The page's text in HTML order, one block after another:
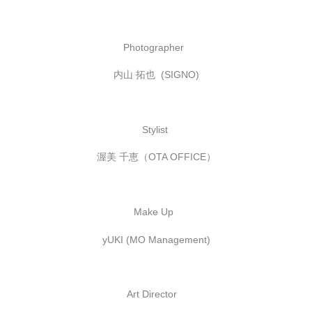
Photographer
内山 拓也 (SIGNO)
Stylist
渥美 千恵（OTA OFFICE）
Make Up
yUKI (MO Management)
Art Director